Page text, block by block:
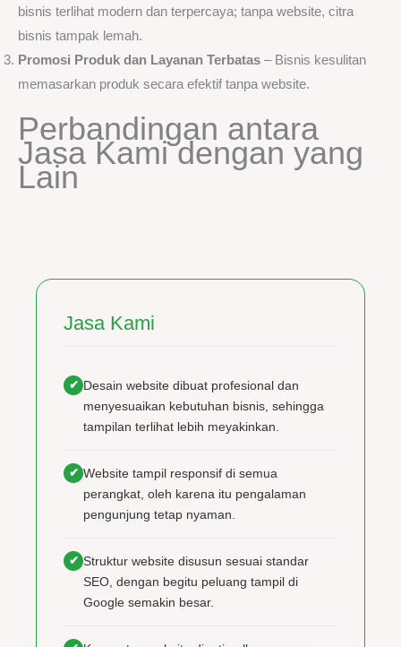
bisnis terlihat modern dan terpercaya; tanpa website, citra
bisnis tampak lemah.
Promosi Produk dan Layanan Terbatas – Bisnis kesulitan
memasarkan produk secara efektif tanpa website.
Perbandingan antara
Jasa Kami dengan yang
Lain
Jasa Kami
✔ Desain website dibuat profesional dan
menyesuaikan kebutuhan bisnis, sehingga
tampilan terlihat lebih meyakinkan.
✔ Website tampil responsif di semua
perangkat, oleh karena itu pengalaman
pengunjung tetap nyaman.
✔ Struktur website disusun sesuai standar
SEO, dengan begitu peluang tampil di
Google semakin besar.